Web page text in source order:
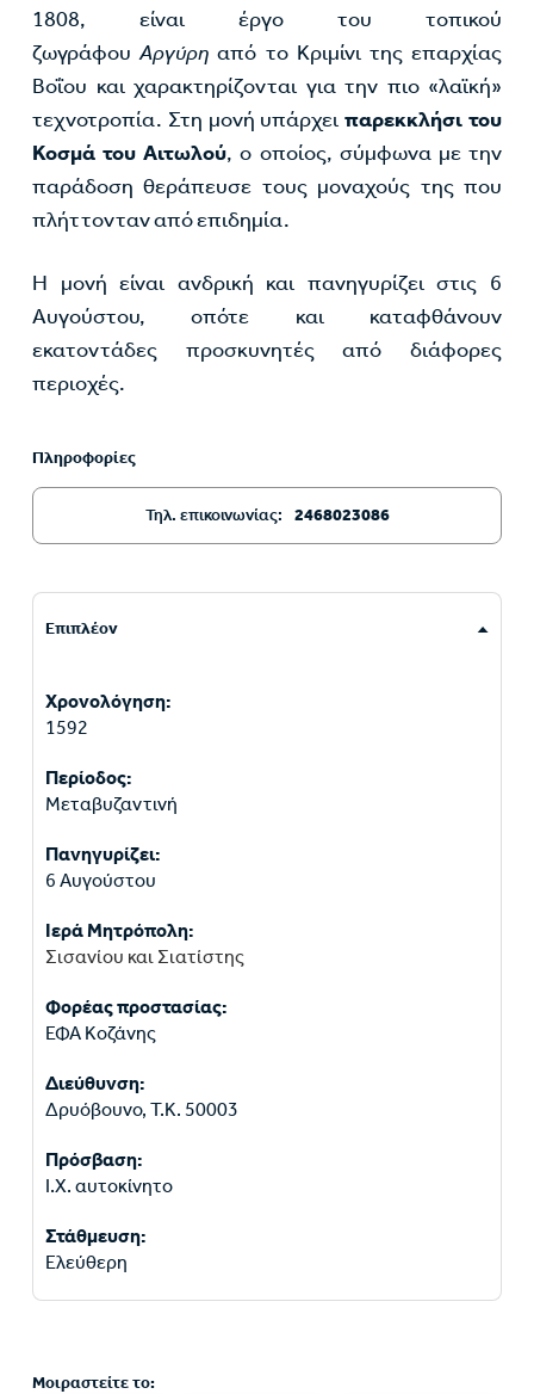
1808, είναι έργο του τοπικού
ζωγράφου Αργύρη από το Κριμίνι της επαρχίας
Βοΐου και χαρακτηρίζονται για την πιο «λαϊκή»
τεχνοτροπία. Στη μονή υπάρχειπαρεκκλήσι του
Κοσμά του Αιτωλού, ο οποίος, σύμφωνα με την
παράδοση θεράπευσε τους μοναχούς της που
πλήττονταν από επιδημία.
Η μονή είναι ανδρική και πανηγυρίζει στις 6
Αυγούστου, οπότε και καταφθάνουν
εκατοντάδες προσκυνητές από διάφορες
περιοχές.
Πληροφορίες
Τηλ. επικοινωνίας: 2468023086
Επιπλέον
Χρονολόγηση:
1592
Περίοδος:
Μεταβυζαντινή
Πανηγυρίζει:
6 Αυγούστου
Ιερά Μητρόπολη:
Σισανίου και Σιατίστης
Φορέας προστασίας:
ΕΦΑ Κοζάνης
Διεύθυνση:
Δρυόβουνο, Τ.Κ. 50003
Πρόσβαση:
Ι.Χ. αυτοκίνητο
Στάθμευση:
Ελεύθερη
Μοιραστείτε το: